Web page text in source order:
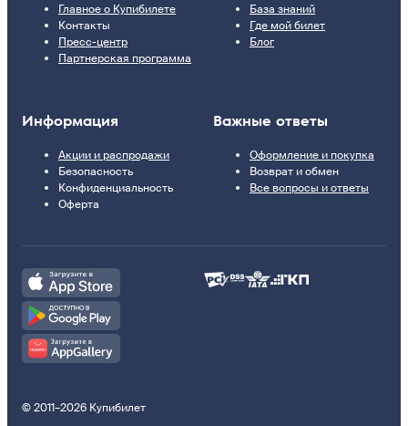
Главное о Купибилете
Контакты
Пресс-центр
Партнерская программа
База знаний
Где мой билет
Блог
Информация
Акции и распродажи
Безопасность
Конфиденциальность
Оферта
Важные ответы
Оформление и покупка
Возврат и обмен
Все вопросы и ответы
© 2011–2026 Купибилет